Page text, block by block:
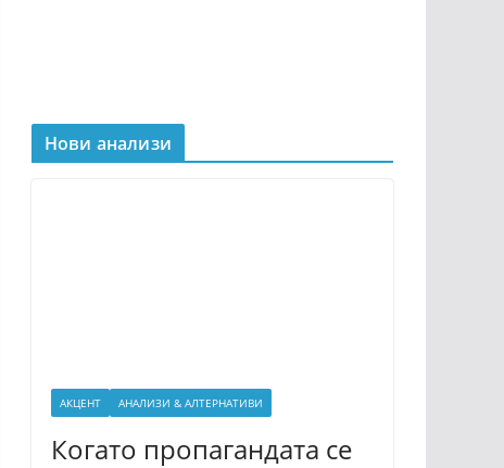
Нови анализи
АКЦЕНТ АНАЛИЗИ & АЛТЕРНАТИВИ
Когато пропагандата се